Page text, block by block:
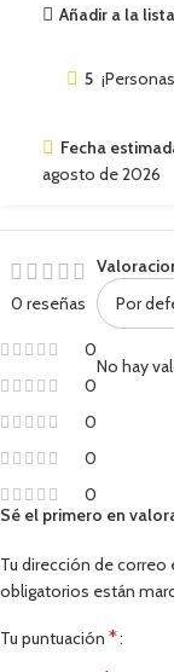
Añadir a la
5
Fecha
agosto de 2026
0 reseñas
0
0
0
0
0
No hay
Sé el primero en
Tu dirección de correo
obligatorios están
Tu puntuación *